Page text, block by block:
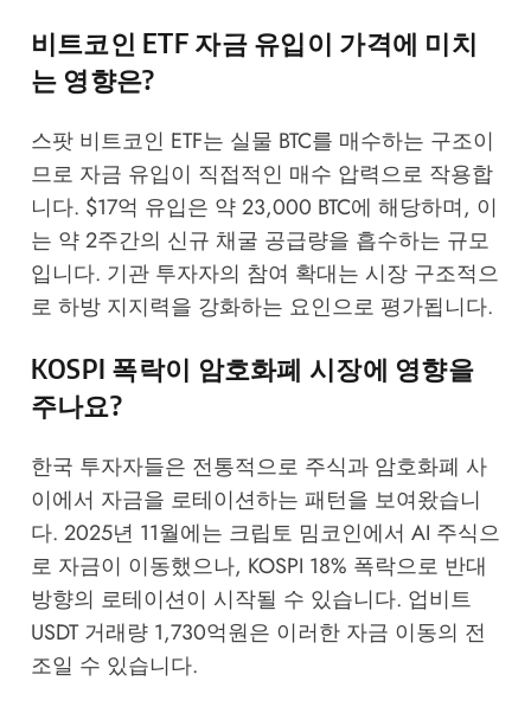
비트코인 ETF 자금 유입이 가격에 미치
는 영향은?
스팟 비트코인 ETF는 실물 BTC를 매수하는 구조이
므로 자금 유입이 직접적인 매수 압력으로 작용합
니다. $17억 유입은 약 23,000 BTC에 해당하며, 이
는 약 2주간의 신규 채굴 공급량을 흡수하는 규모
입니다. 기관 투자자의 참여 확대는 시장 구조적으
로 하방 지지력을 강화하는 요인으로 평가됩니다.
KOSPI 폭락이 암호화폐 시장에 영향을
주나요?
한국 투자자들은 전통적으로 주식과 암호화폐 사
이에서 자금을 로테이션하는 패턴을 보여왔습니
다. 2025년 11월에는 크립토 밈코인에서 AI 주식으
로 자금이 이동했으나, KOSPI 18% 폭락으로 반대
방향의 로테이션이 시작될 수 있습니다. 업비트
USDT 거래량 1,730억원은 이러한 자금 이동의 전
조일 수 있습니다.